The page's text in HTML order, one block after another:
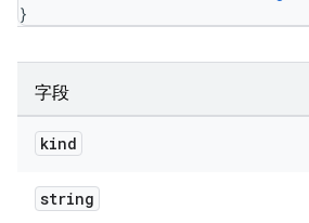
}
字段
kind
string